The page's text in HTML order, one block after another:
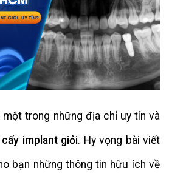
một trong những địa chỉ uy tín và
implant giỏi. Hy vọng bài viết
bạn những thông tin hữu ích về